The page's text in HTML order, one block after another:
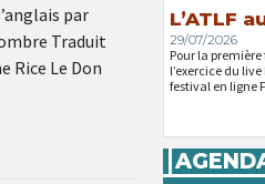
par
Traduit
Rice Le Don
L’ATLF
29/07/2026
Pour la première
l’exercice du
festival en ligne